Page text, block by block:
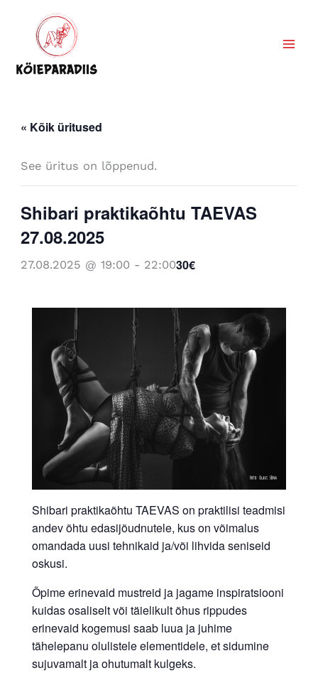
content
« Kõik üritused
See üritus on lõppenud.
Shibari praktikaõhtu TAEVAS
27.08.2025
27.08.2025 @ 19:00 - 22:0030€
Shibari praktikaõhtu TAEVAS on praktilisi teadmisi
andev õhtu edasijõudnutele, kus on võimalus
omandada uusi tehnikaid ja/või lihvida seniseid
oskusi.
Õpime erinevaid mustreid ja jagame inspiratsiooni
kuidas osaliselt või täielikult õhus rippudes
erinevaid kogemusi saab luua ja juhime
tähelepanu olulistele elementidele, et sidumine
sujuvamalt ja ohutumalt kulgeks.